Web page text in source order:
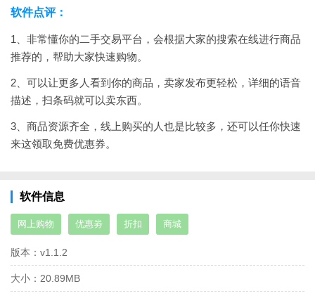
软件点评：
1、非常懂你的二手交易平台，会根据大家的搜索在线进行商品
推荐的，帮助大家快速购物。
2、可以让更多人看到你的商品，卖家发布更轻松，详细的语音
描述，扫条码就可以卖东西。
3、商品资源齐全，线上购买的人也是比较多，还可以任你快速
来这领取免费优惠券。
软件信息
网上购物 优惠劵 折扣 商城
版本： v1.1.2
大小： 20.89MB